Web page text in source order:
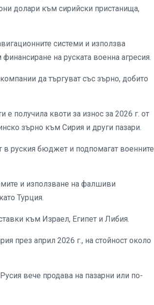
долари към сирийски пристанища,
системи и използва
на руската военна агресия.
да търгуват със зърно, добито
получила квоти за износ за 2026 г. от
зърно към Сирия и други пазари.
в руския бюджет и подпомагат военните
и използване на фалшиви
Турция.
към Израел, Египет и Либия.
през април 2026 г., на стойност около
вече продава на пазарни или по-